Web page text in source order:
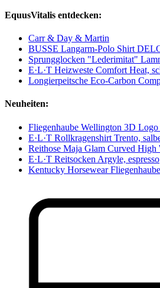
EquusVitalis entdecken:
Carr & Day & Martin
BUSSE Langarm-Polo Shirt
Sprungglocken "Lederimitat"
E·L·T Heizweste Comfort Heat,
Longierpeitsche Eco-Carbon
Neuheiten:
Fliegenhaube Wellington 3D Logo
E·L·T Rollkragenshirt Trento,
Reithose Maja Glam Curved High
E·L·T Reitsocken Argyle, espresso
Kentucky Horsewear